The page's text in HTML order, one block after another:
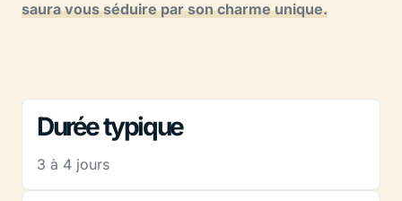
saura vous séduire par son charme unique.
Durée typique
3 à 4 jours